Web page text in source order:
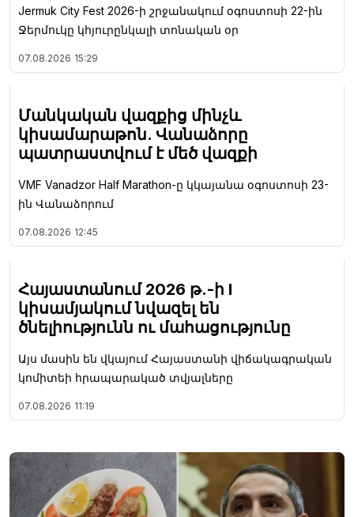
Jermuk City Fest 2026-ի շրջանակում օգոստոսի 22-ին
Ջերմուկը կհյուրընկալի տոնական օր
07.08.2026 15:29
Մանկական վազքից մինչև
կիսամարաթոն. Վանաձորը
պատրաստվում է մեծ վազքի
VMF Vanadzor Half Marathon-ը կկայանա օգոստոսի 23-
ին Վանաձորում
07.08.2026 12:45
Հայաստանում 2026 թ.-ի I
կիսամյակում նվազել են
ծնելիությունն ու մահացությունը
Այս մասին են վկայում Հայաստանի վիճակագրական
կոմիտեի հրապարակած տվյալները
07.08.2026 11:19